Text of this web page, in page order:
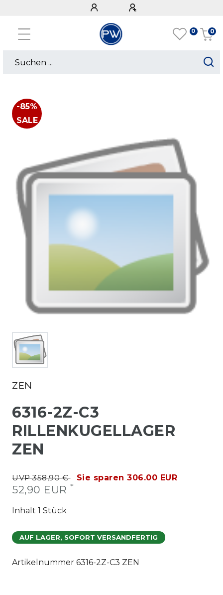
0 0
-85%
SALE
ZEN
6316-2Z-C3
RILLENKUGELLAGER
ZEN
UVP 358,90 € Sie sparen 306.00 EUR
52,90 EUR *
Inhalt 1 Stück
AUF LAGER, SOFORT VERSANDFERTIG
Artikelnummer 6316-2Z-C3 ZEN